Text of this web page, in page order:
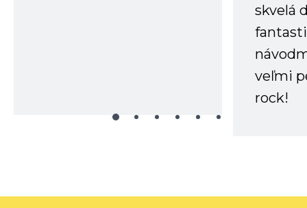
skvelá
veľmi
rock!